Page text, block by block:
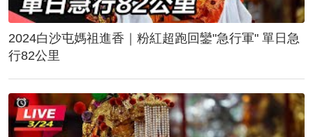
2024白沙屯媽祖進香｜粉紅超跑回鑾"急行軍" 單日急
行82公里